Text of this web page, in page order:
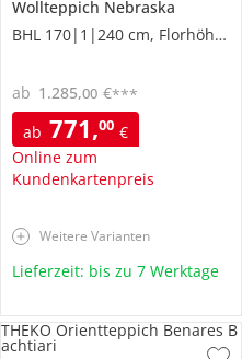
Wollteppich Nebraska
BHL 170|1|240 cm, Florhöhe 0,8 cm
ab 771,00 €
Online zum
Kundenkartenpreis
ab 1.285,00 €***
Weitere Varianten
Lieferzeit: bis zu 7 Werktage
THEKO Orientteppich Benares B
achtiari